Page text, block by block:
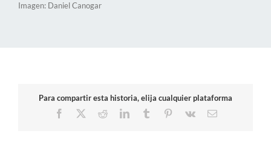
Imagen: Daniel Canogar
Para compartir esta historia, elija cualquier plataforma
Facebook
RedditLinkedInTumblr Pinterest
Vk
Correo